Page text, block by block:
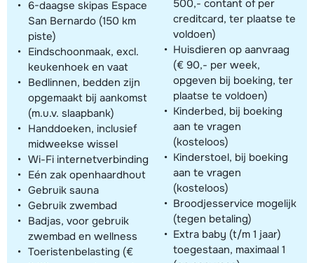
6-daagse skipas Espace
San Bernardo (150 km
piste)
Eindschoonmaak, excl.
keukenhoek en vaat
Bedlinnen, bedden zijn
opgemaakt bij aankomst
(m.u.v. slaapbank)
Handdoeken, inclusief
midweekse wissel
Wi-Fi internetverbinding
Eén zak openhaardhout
Gebruik sauna
Gebruik zwembad
Badjas, voor gebruik
zwembad en wellness
Toeristenbelasting (€
500,- contant of per
creditcard, ter plaatse te
voldoen)
Huisdieren op aanvraag
(€ 90,- per week,
opgeven bij boeking, ter
plaatse te voldoen)
Kinderbed, bij boeking
aan te vragen
(kosteloos)
Kinderstoel, bij boeking
aan te vragen
(kosteloos)
Broodjesservice mogelijk
(tegen betaling)
Extra baby (t/m 1 jaar)
toegestaan, maximaal 1